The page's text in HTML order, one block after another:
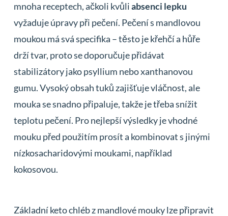
mnoha receptech, ačkoli kvůliabsenci lepku
vyžaduje úpravy při pečení. Pečení s mandlovou
moukou má svá specifika – těsto je křehčí a hůře
drží tvar, proto se doporučuje přidávat
stabilizátory jako psyllium nebo xanthanovou
gumu. Vysoký obsah tuků zajišťuje vláčnost, ale
mouka se snadno připaluje, takže je třeba snížit
teplotu pečení. Pro nejlepší výsledky je vhodné
mouku před použitím prosít a kombinovat s jinými
nízkosacharidovými moukami, například
kokosovou.
Základní keto chléb z mandlové mouky lze připravit